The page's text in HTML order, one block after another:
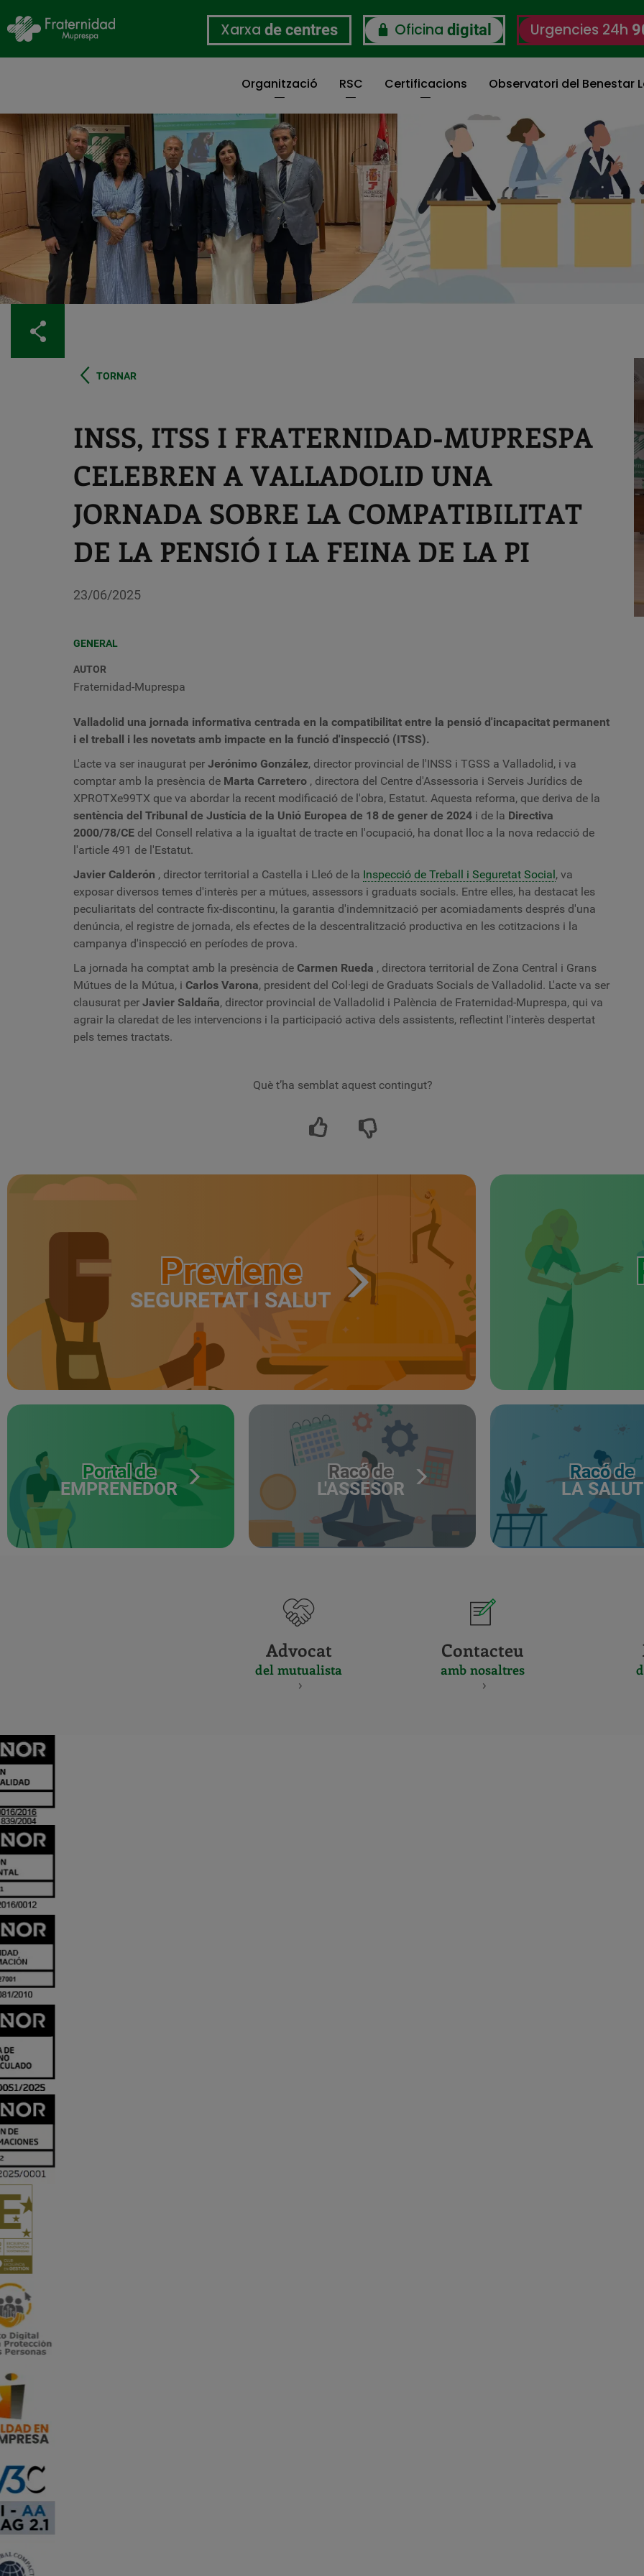
al
contingut
Xarxa de centres Oficina digital Urgencies 24h
Organització RSC Certificacions Observatori del Benestar
TORNAR
INSS, ITSS I FRATERNIDAD-MUPRESPA
CELEBREN A VALLADOLID UNA
JORNADA SOBRE LA COMPATIBILITAT
DE LA PENSIÓ I LA FEINA DE LA PI
23/06/2025
GENERAL
AUTOR
Fraternidad-Muprespa
Valladolid una jornada informativa centrada en la compatibilitat entre la pensió d'incapacitat permanent
i el treball i les novetats amb impacte en la funció d'inspecció (ITSS).
L'acte va ser inaugurat per Jerónimo González, director provincial de l'INSS i TGSS a Valladolid, i va
comptar amb la presència de Marta Carretero , directora del Centre d'Assessoria i Serveis Jurídics de
XPROTXe99TX que va abordar la recent modificació de l'obra, Estatut. Aquesta reforma, que deriva de la
sentència del Tribunal de Justícia de la Unió Europea de 18 de gener de 2024 i de la Directiva
2000/78/CE del Consell relativa a la igualtat de tracte en l'ocupació, ha donat lloc a la nova redacció de
l'article 491 de l'Estatut.
Javier Calderón , director territorial a Castella i Lleó de la Inspecció de Treball i Seguretat Social, va
exposar diversos temes d'interès per a mútues, assessors i graduats socials. Entre elles, ha destacat les
peculiaritats del contracte fix-discontinu, la garantia d'indemnització per acomiadaments després d'una
denúncia, el registre de jornada, els efectes de la descentralització productiva en les cotitzacions i la
campanya d'inspecció en períodes de prova.
La jornada ha comptat amb la presència de Carmen Rueda , directora territorial de Zona Central i Grans
Mútues de la Mútua, i Carlos Varona, president del Col·legi de Graduats Socials de Valladolid. L'acte va ser
clausurat per Javier Saldaña, director provincial de Valladolid i Palència de Fraternidad-Muprespa, qui va
agrair la claredat de les intervencions i la participació activa dels assistents, reflectint l'interès despertat
pels temes tractats.
Què t’ha semblat aquest contingut?
Previene
SEGURETAT I SALUT
Portal de
EMPRENEDOR
Racó de
L'ASSESOR
Racó de
LA SALUT
Advocat
del mutualista
Contacteu
amb nosaltres